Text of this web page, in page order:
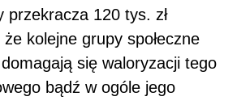
przekracza 120 tys. zł
że kolejne grupy społeczne
się waloryzacji tego
bądź w ogóle jego